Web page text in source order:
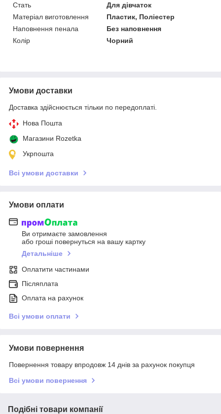
Стать
Для дівчаток
Матеріал виготовлення
Пластик, Поліестер
Наповнення пенала
Без наповнення
Колір
Чорний
Умови доставки
Доставка здійснюється тільки по передоплаті.
Нова Пошта
Магазини Rozetka
Укрпошта
Всі умови доставки
Умови оплати
Ви отримаєте замовлення
або гроші повернуться на вашу картку
Детальніше
Оплатити частинами
Післяплата
Оплата на рахунок
Всі умови оплати
Умови повернення
Повернення товару впродовж 14 днів за рахунок покупця
Всі умови повернення
Подібні товари компанії